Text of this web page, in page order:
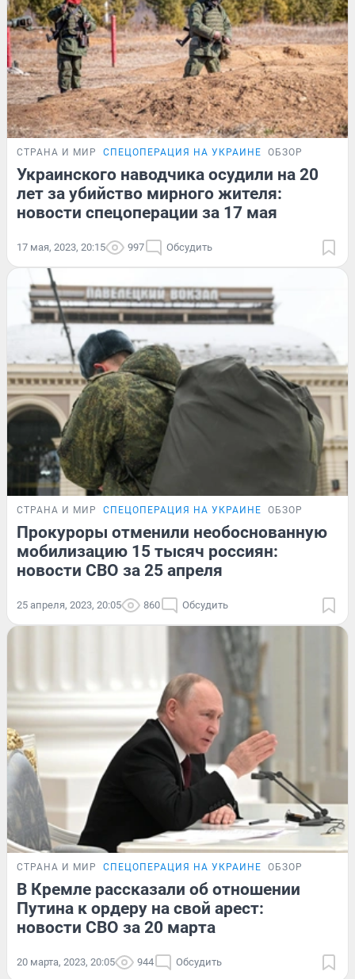
СТРАНА И МИР СПЕЦОПЕРАЦИЯ НА УКРАИНЕ ОБЗОР
Украинского наводчика осудили на 20
лет за убийство мирного жителя:
новости спецоперации за 17 мая
17 мая, 2023, 20:15 997 Обсудить
СТРАНА И МИР СПЕЦОПЕРАЦИЯ НА УКРАИНЕ ОБЗОР
Прокуроры отменили необоснованную
мобилизацию 15 тысяч россиян:
новости СВО за 25 апреля
25 апреля, 2023, 20:05 860 Обсудить
СТРАНА И МИР СПЕЦОПЕРАЦИЯ НА УКРАИНЕ ОБЗОР
В Кремле рассказали об отношении
Путина к ордеру на свой арест:
новости СВО за 20 марта
20 марта, 2023, 20:05 944 Обсудить